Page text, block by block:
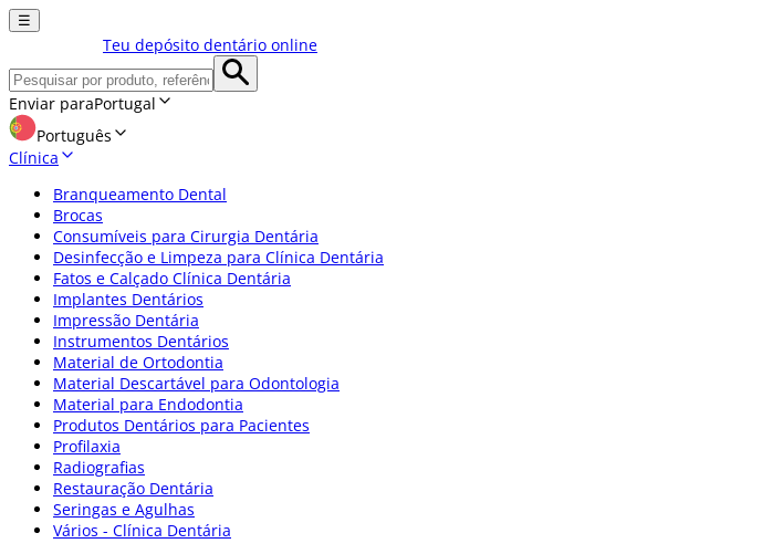
☰
Teu depósito dentário online
Enviar paraPortugal
Português
Clínica
Branqueamento Dental
Brocas
Consumíveis para Cirurgia Dentária
Desinfecção e Limpeza para Clínica Dentária
Fatos e Calçado Clínica Dentária
Implantes Dentários
Impressão Dentária
Instrumentos Dentários
Material de Ortodontia
Material Descartável para Odontologia
Material para Endodontia
Produtos Dentários para Pacientes
Profilaxia
Radiografias
Restauração Dentária
Seringas e Agulhas
Vários - Clínica Dentária